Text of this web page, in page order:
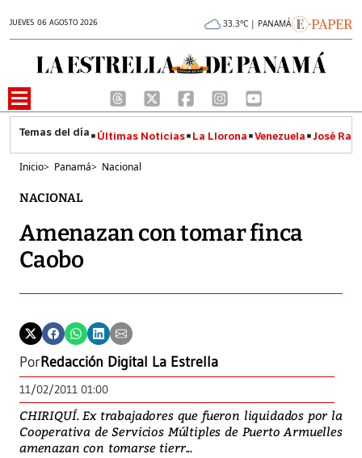
JUEVES 06 AGOSTO 2026 33.3°C | PANAMÁ
Últimas Noticias La Llorona Venezuela José
Inicio> Panamá> Nacional
NACIONAL
Amenazan con tomar finca
Caobo
PorRedacción Digital La Estrella
11/02/2011 01:00
CHIRIQUÍ. Ex trabajadores que fueron liquidados por la
Cooperativa de Servicios Múltiples de Puerto Armuelles
amenazan con tomarse tierr...